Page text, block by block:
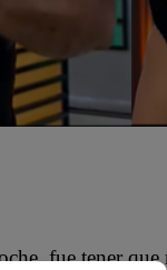
fue tener